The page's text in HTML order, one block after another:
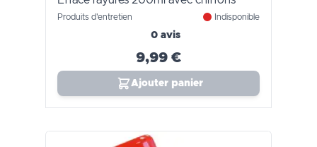
Produits d'entretien Indisponible
0 avis
9,99 €
Ajouter panier